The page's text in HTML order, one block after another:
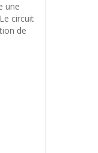
une
circuit
de